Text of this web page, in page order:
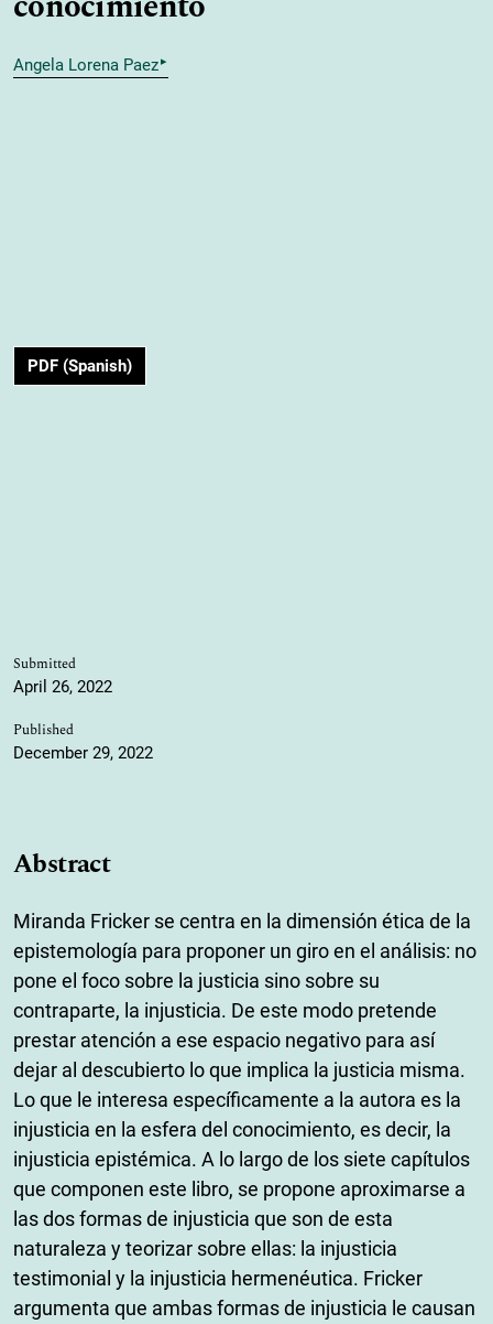
Angela Lorena Paez▸
PDF (Spanish)
Submitted
April 26, 2022
Published
December 29, 2022
Abstract
Miranda Fricker se centra en la dimensión ética de la
epistemología para proponer un giro en el análisis: no
pone el foco sobre la justicia sino sobre su
contraparte, la injusticia. De este modo pretende
prestar atención a ese espacio negativo para así
dejar al descubierto lo que implica la justicia misma.
Lo que le interesa específicamente a la autora es la
injusticia en la esfera del conocimiento, es decir, la
injusticia epistémica. A lo largo de los siete capítulos
que componen este libro, se propone aproximarse a
las dos formas de injusticia que son de esta
naturaleza y teorizar sobre ellas: la injusticia
testimonial y la injusticia hermenéutica. Fricker
argumenta que ambas formas de injusticia le causan